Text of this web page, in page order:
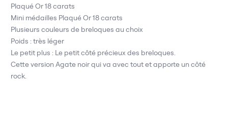
Plaqué Or 18 carats
Mini médailles Plaqué Or 18 carats
Plusieurs couleurs de breloques au choix
Poids : très léger
Le petit plus : Le petit côté précieux des breloques.
Cette version Agate noir qui va avec tout et apporte un côté
rock.